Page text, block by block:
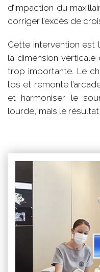
d’impaction du
corriger l’excès de
Cette intervention est
la dimension
trop importante. Le
l’os et remonte
et harmoniser le
lourde, mais le